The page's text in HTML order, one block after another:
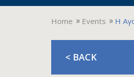
Home Events Η
< BACK